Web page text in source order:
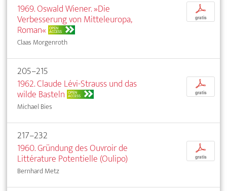
1969. Oswald Wiener. »Die
Verbesserung von Mitteleuropa,
Roman« OPEN
ACCESS
Claas Morgenroth
p
gratis
205–215
1962. Claude Lévi-Strauss und das
wilde Basteln OPEN
ACCESS
Michael Bies
p
gratis
217–232
1960. Gründung des Ouvroir de
Littérature Potentielle (Oulipo)
Bernhard Metz
p
gratis